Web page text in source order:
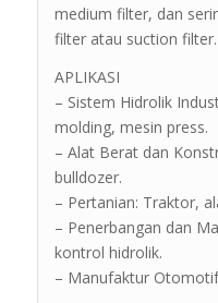
medium filter, dan
filter atau suction filter.
APLIKASI
– Sistem Hidrolik
molding, mesin press.
– Alat Berat dan
bulldozer.
– Pertanian: Traktor,
– Penerbangan dan
kontrol hidrolik.
– Manufaktur